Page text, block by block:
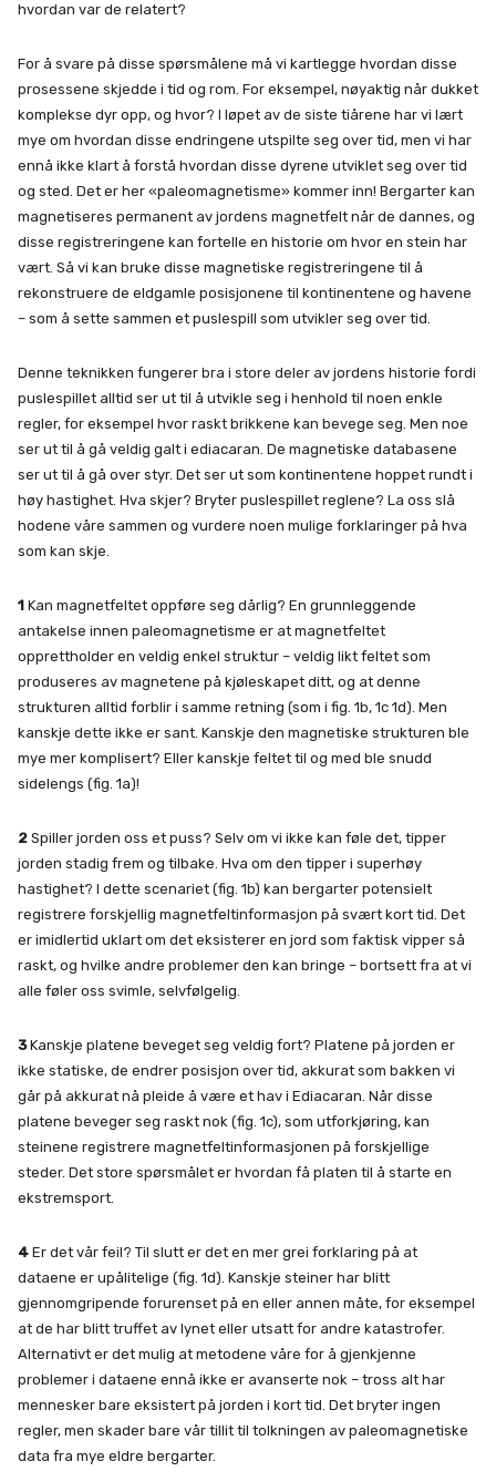
hvordan var de relatert?
For å svare på disse spørsmålene må vi kartlegge hvordan disse
prosessene skjedde i tid og rom. For eksempel, nøyaktig når dukket
komplekse dyr opp, og hvor? I løpet av de siste tiårene har vi lært
mye om hvordan disse endringene utspilte seg over tid, men vi har
ennå ikke klart å forstå hvordan disse dyrene utviklet seg over tid
og sted. Det er her «paleomagnetisme» kommer inn! Bergarter kan
magnetiseres permanent av jordens magnetfelt når de dannes, og
disse registreringene kan fortelle en historie om hvor en stein har
vært. Så vi kan bruke disse magnetiske registreringene til å
rekonstruere de eldgamle posisjonene til kontinentene og havene
– som å sette sammen et puslespill som utvikler seg over tid.
Denne teknikken fungerer bra i store deler av jordens historie fordi
puslespillet alltid ser ut til å utvikle seg i henhold til noen enkle
regler, for eksempel hvor raskt brikkene kan bevege seg. Men noe
ser ut til å gå veldig galt i ediacaran. De magnetiske databasene
ser ut til å gå over styr. Det ser ut som kontinentene hoppet rundt i
høy hastighet. Hva skjer? Bryter puslespillet reglene? La oss slå
hodene våre sammen og vurdere noen mulige forklaringer på hva
som kan skje.
1 Kan magnetfeltet oppføre seg dårlig? En grunnleggende
antakelse innen paleomagnetisme er at magnetfeltet
opprettholder en veldig enkel struktur – veldig likt feltet som
produseres av magnetene på kjøleskapet ditt, og at denne
strukturen alltid forblir i samme retning (som i fig. 1b, 1c 1d). Men
kanskje dette ikke er sant. Kanskje den magnetiske strukturen ble
mye mer komplisert? Eller kanskje feltet til og med ble snudd
sidelengs (fig. 1a)!
2 Spiller jorden oss et puss? Selv om vi ikke kan føle det, tipper
jorden stadig frem og tilbake. Hva om den tipper i superhøy
hastighet? I dette scenariet (fig. 1b) kan bergarter potensielt
registrere forskjellig magnetfeltinformasjon på svært kort tid. Det
er imidlertid uklart om det eksisterer en jord som faktisk vipper så
raskt, og hvilke andre problemer den kan bringe – bortsett fra at vi
alle føler oss svimle, selvfølgelig.
3Kanskje platene beveget seg veldig fort? Platene på jorden er
ikke statiske, de endrer posisjon over tid, akkurat som bakken vi
går på akkurat nå pleide å være et hav i Ediacaran. Når disse
platene beveger seg raskt nok (fig. 1c), som utforkjøring, kan
steinene registrere magnetfeltinformasjonen på forskjellige
steder. Det store spørsmålet er hvordan få platen til å starte en
ekstremsport.
4 Er det vår feil? Til slutt er det en mer grei forklaring på at
dataene er upålitelige (fig. 1d). Kanskje steiner har blitt
gjennomgripende forurenset på en eller annen måte, for eksempel
at de har blitt truffet av lynet eller utsatt for andre katastrofer.
Alternativt er det mulig at metodene våre for å gjenkjenne
problemer i dataene ennå ikke er avanserte nok – tross alt har
mennesker bare eksistert på jorden i kort tid. Det bryter ingen
regler, men skader bare vår tillit til tolkningen av paleomagnetiske
data fra mye eldre bergarter.